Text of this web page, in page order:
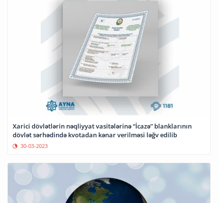
Xarici dövlətlərin nəqliyyat vasitələrinə “İcazə” blanklarının
dövlət sərhədində kvotadan kənar verilməsi ləğv edilib
30-03-2023